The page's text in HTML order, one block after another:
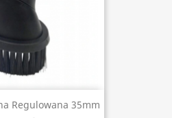
Regulowana 35mm